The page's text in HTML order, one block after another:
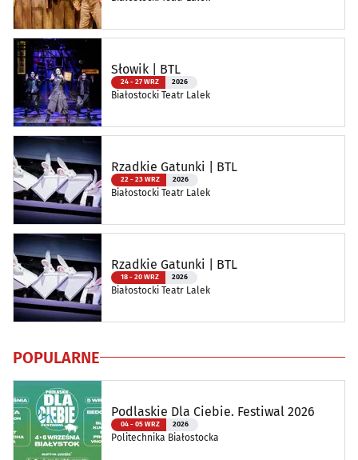
Słowik | BTL
24 - 27 WRZ 2026
Białostocki Teatr Lalek
Rzadkie Gatunki | BTL
22 - 23 WRZ 2026
Białostocki Teatr Lalek
Rzadkie Gatunki | BTL
18 - 20 WRZ 2026
Białostocki Teatr Lalek
POPULARNE
Podlaskie Dla Ciebie. Festiwal 2026
04 - 05 WRZ 2026
Politechnika Białostocka